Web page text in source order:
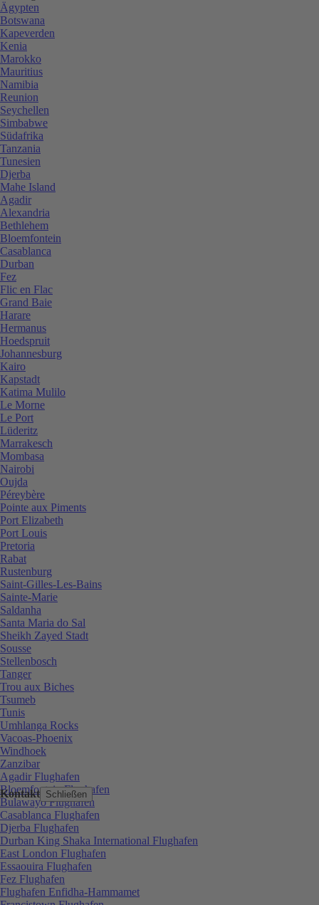
Kontakt Schließen
Ägypten
Botswana
Kapeverden
Kenia
Marokko
Mauritius
Namibia
Reunion
Seychellen
Simbabwe
Südafrika
Tanzania
Tunesien
Djerba
Mahe Island
Agadir
Alexandria
Bethlehem
Bloemfontein
Casablanca
Durban
Fez
Flic en Flac
Grand Baie
Harare
Hermanus
Hoedspruit
Johannesburg
Kairo
Kapstadt
Katima Mulilo
Le Morne
Le Port
Lüderitz
Marrakesch
Mombasa
Nairobi
Oujda
Péreybère
Pointe aux Piments
Port Elizabeth
Port Louis
Pretoria
Rabat
Rustenburg
Saint-Gilles-Les-Bains
Sainte-Marie
Saldanha
Santa Maria do Sal
Sheikh Zayed Stadt
Sousse
Stellenbosch
Tanger
Trou aux Biches
Tsumeb
Tunis
Umhlanga Rocks
Vacoas-Phoenix
Windhoek
Zanzibar
Agadir Flughafen
Bloemfontein Flughafen
Bulawayo Flughafen
Casablanca Flughafen
Djerba Flughafen
Durban King Shaka International Flughafen
East London Flughafen
Essaouira Flughafen
Fez Flughafen
Flughafen Enfidha-Hammamet